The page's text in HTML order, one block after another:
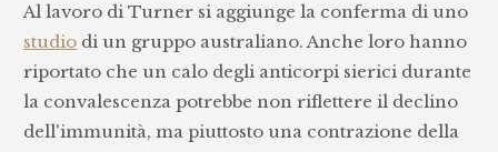
Al lavoro di Turner si aggiunge la conferma di uno
studio di un gruppo australiano. Anche loro hanno
riportato che un calo degli anticorpi sierici durante
la convalescenza potrebbe non riflettere il declino
dell'immunità, ma piuttosto una contrazione della